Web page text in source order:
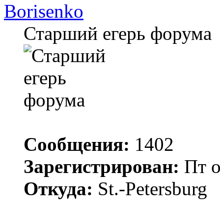
Borisenko
Старший егерь форума
Сообщения: 1402
Зарегистрирован: Пт
Откуда: St.-Petersburg